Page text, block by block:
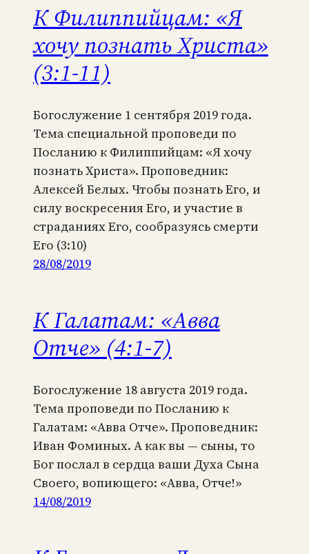
К Филиппийцам: «Я
хочу познать Христа»
(3:1-11)
Богослужение 1 сентября 2019 года.
Тема специальной проповеди по
Посланию к Филиппийцам: «Я хочу
познать Христа». Проповедник:
Алексей Белых. Чтобы познать Его, и
силу воскресения Его, и участие в
страданиях Его, сообразуясь смерти
Его (3:10)
28/08/2019
К Галатам: «Авва
Отче» (4:1-7)
Богослужение 18 августа 2019 года.
Тема проповеди по Посланию к
Галатам: «Авва Отче». Проповедник:
Иван Фоминых. А как вы — сыны, то
Бог послал в сердца ваши Духа Сына
Своего, вопиющего: «Авва, Отче!»
14/08/2019